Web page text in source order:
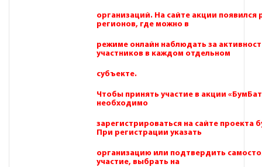
организаций. На сайте акции появился
регионов, где можно в
режиме онлайн наблюдать за
участников в каждом отдельном
субъекте.
Чтобы принять участие в акции
необходимо
зарегистрироваться на сайте проекта
При регистрации указать
организацию или подтвердить
участие, выбрать на